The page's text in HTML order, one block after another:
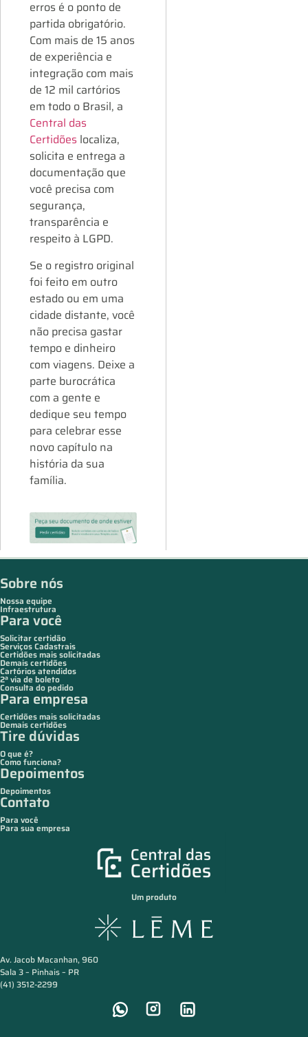
erros é o ponto de
partida obrigatório.
Com mais de 15 anos
de experiência e
integração com mais
de 12 mil cartórios
em todo o Brasil, a
Central das
Certidões localiza,
solicita e entrega a
documentação que
você precisa com
segurança,
transparência e
respeito à LGPD.
Se o registro original
foi feito em outro
estado ou em uma
cidade distante, você
não precisa gastar
tempo e dinheiro
com viagens. Deixe a
parte burocrática
com a gente e
dedique seu tempo
para celebrar esse
novo capítulo na
história da sua
família.
Sobre nós
Nossa equipe
Infraestrutura
Para você
Solicitar certidão
Serviços Cadastrais
Certidões mais solicitadas
Demais certidões
Cartórios atendidos
2ª via de boleto
Consulta do pedido
Para empresa
Certidões mais solicitadas
Demais certidões
Tire dúvidas
O que é?
Como funciona?
Depoimentos
Depoimentos
Contato
Para você
Para sua empresa
Um produto
Av. Jacob Macanhan, 960
Sala 3 – Pinhais – PR
(41) 3512-2299